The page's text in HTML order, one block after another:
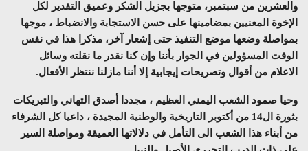
والعشرين من سبتمبر، متوجها بجزيل الشكر وعميق التقدير لكل
الإخوة المعنيين بمضامينها على حسن الاستجابة والانضباط ، موجها
بمواصلة وضعها موضع التنفيذ حتى إشعار آخر، مذكرا هذا في نفس
الوقت المسؤولين في الجوار بأننا وإن كنا نقدر ما نقلته وسائل
الاعلام من أقوال وتصريحات إيجابية إلا أننا مازلنا ننتظر الأفعال.
وحيا صمود الشعب اليمني العظيم ، مجددا أصدق التهاني والتبريكات
بثورة ال14 من أكتوبر التاريخية والوطنية المجيدة ، داعيا كل الشرفاء
من أبناء هذا الشعب الى التأمل في دلالاتها العميقة ومواصلة السير